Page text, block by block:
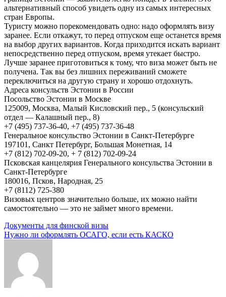
альтернативный способ увидеть одну из самых интересных
стран Европы.
Туристу можно порекомендовать одно: надо оформлять визу
заранее. Если откажут, то перед отпуском еще останется время
на выбор других вариантов. Когда приходится искать вариант
непосредственно перед отпуском, время утекает быстро.
Лучше заранее приготовиться к тому, что виза может быть не
получена. Так вы без лишних переживаний сможете
переключиться на другую страну и хорошо отдохнуть.
Адреса консульств Эстонии в России
Посольство Эстонии в Москве
125009, Москва, Mалый Кисловский пер., 5 (консульский
отдел — Калашный пер., 8)
+7 (495) 737-36-40, +7 (495) 737-36-48
Генеральное консульство Эстонии в Санкт-Петербурге
197101, Санкт Петербург, Большая Монетная, 14
+7 (812) 702-09-20, + 7 (812) 702-09-24
Псковская канцелярия Генерального консульства Эстонии в
Санкт-Петербурге
180016, Псков, Народная, 25
+7 (8112) 725-380
Визовых центров значительно больше, их можно найти
самостоятельно — это не займет много времени.
Навигация
по
записям
Документы для финской визы
Нужно ли оформлять ОСАГО, если есть КАСКО